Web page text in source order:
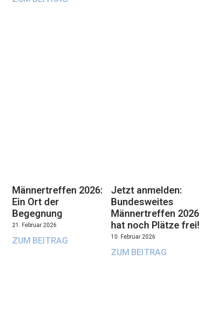
Männertreffen 2026:
Ein Ort der
Begegnung
21. Februar 2026
ZUM BEITRAG
Jetzt anmelden:
Bundesweites
Männertreffen 2026
hat noch Plätze frei!
10. Februar 2026
ZUM BEITRAG